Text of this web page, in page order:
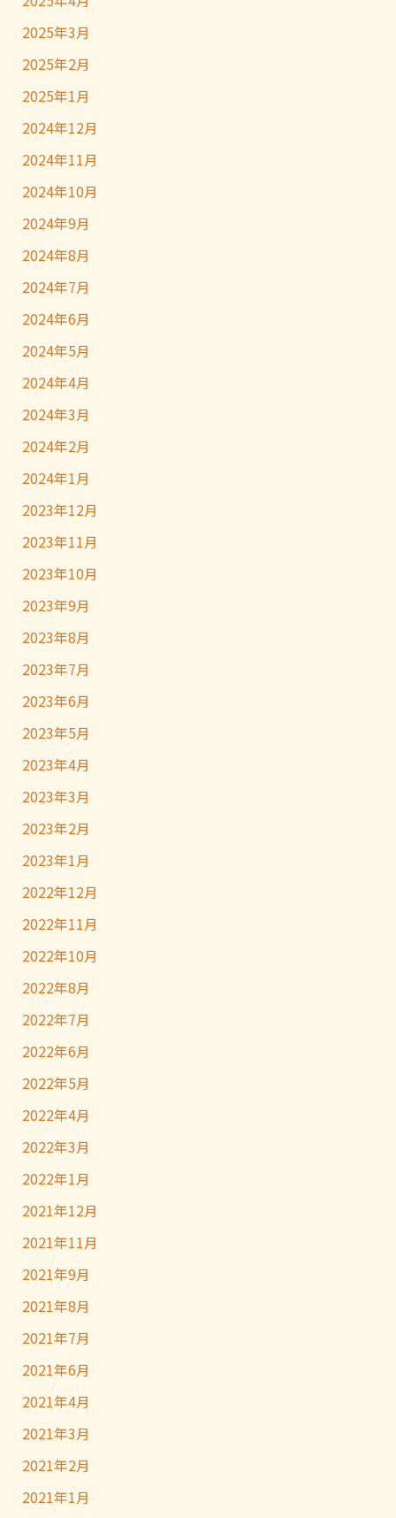
2025年3月
2025年2月
2025年1月
2024年12月
2024年11月
2024年10月
2024年9月
2024年8月
2024年7月
2024年6月
2024年5月
2024年4月
2024年3月
2024年2月
2024年1月
2023年12月
2023年11月
2023年10月
2023年9月
2023年8月
2023年7月
2023年6月
2023年5月
2023年4月
2023年3月
2023年2月
2023年1月
2022年12月
2022年11月
2022年10月
2022年8月
2022年7月
2022年6月
2022年5月
2022年4月
2022年3月
2022年1月
2021年12月
2021年11月
2021年9月
2021年8月
2021年7月
2021年6月
2021年4月
2021年3月
2021年2月
2021年1月